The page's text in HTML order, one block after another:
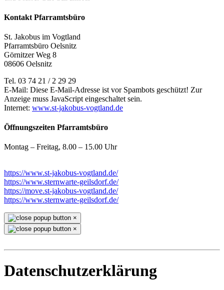
Kontakt Pfarramtsbüro
St. Jakobus im Vogtland
Pfarramtsbüro Oelsnitz
Görnitzer Weg 8
08606 Oelsnitz
Tel. 03 74 21 / 2 29 29
E-Mail: Diese E-Mail-Adresse ist vor Spambots geschützt! Zur
Anzeige muss JavaScript eingeschaltet sein.
Internet: www.st-jakobus-vogtland.de
Öffnungszeiten Pfarramtsbüro
Montag – Freitag, 8.00 – 15.00 Uhr
https://www.st-jakobus-vogtland.de/
https://www.sternwarte-geilsdorf.de/
https://move.st-jakobus-vogtland.de/
https://www.sternwarte-geilsdorf.de/
×
×
Datenschutzerklärung